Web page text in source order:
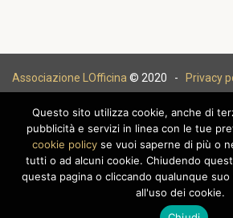
Associazione LOfficina © 2020 - Privacy
Questo sito utilizza cookie, anche di
pubblicità e servizi in linea con le tue
cookie policyse vuoi saperne di più o
tutti o ad alcuni cookie. Chiudendo
questa pagina o cliccando qualunque
all'uso dei cookie.